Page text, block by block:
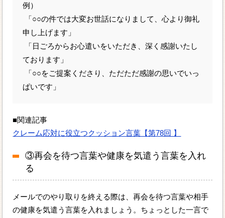
例）
「○○の件では大変お世話になりまして、心より御礼
申し上げます」
「日ごろからお心遣いをいただき、深く感謝いたし
ております」
「○○をご提案くださり、ただただ感謝の思いでいっ
ぱいです」
■関連記事
クレーム応対に役立つクッション言葉【第78回 】
③再会を待つ言葉や健康を気遣う言葉を入れ
る
メールでのやり取りを終える際は、再会を待つ言葉や相手
の健康を気遣う言葉を入れましょう。ちょっとした一言で